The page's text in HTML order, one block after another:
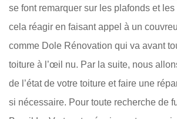
se font remarquer sur les plafonds et
cela réagir en faisant appel à un
comme Dole Rénovation qui va avant
toiture à l’œil nu. Par la suite, nous
de l’état de votre toiture et faire une
si nécessaire. Pour toute recherche de